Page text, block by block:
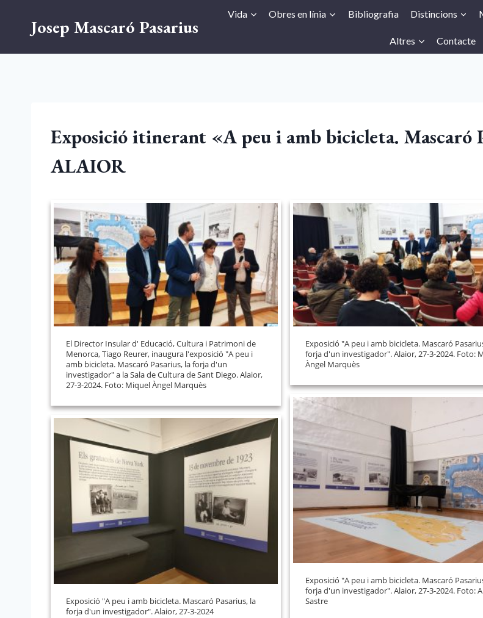
Josep Mascaró Pasarius
Vida Obres en línia Bibliografia Distincions
Altres Contacte
Exposició itinerant «A peu i amb bicicleta. Mascaró
ALAIOR
El Director Insular d' Educació, Cultura i Patrimoni de
Menorca, Tiago Reurer, inaugura l'exposició "A peu i
amb bicicleta. Mascaró Pasarius, la forja d'un
investigador" a la Sala de Cultura de Sant Diego. Alaior,
27-3-2024. Foto: Miquel Àngel Marquès
Exposició "A peu i amb bicicleta. Mascaró
forja d'un investigador". Alaior, 27-3-2024. Foto:
Àngel Marquès
Exposició "A peu i amb bicicleta. Mascaró
forja d'un investigador". Alaior, 27-3-2024. Foto:
Sastre
Exposició "A peu i amb bicicleta. Mascaró Pasarius, la
forja d'un investigador". Alaior, 27-3-2024